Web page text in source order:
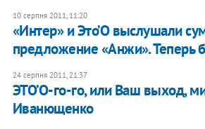
10 серпня 2011, 11:20
«Интер» и Это’О выслушали
предложение «Анжи». Теперь
24 серпня 2011, 21:37
ЭТО’О-го-го, или Ваш выход,
Иванющенко